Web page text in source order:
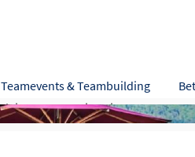
Teamevents & Teambuilding
Hinweise Karte